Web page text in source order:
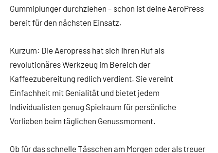
Gummiplunger durchziehen – schon ist deine AeroPress
bereit für den nächsten Einsatz.
Kurzum: Die Aeropress hat sich ihren Ruf als
revolutionäres Werkzeug im Bereich der
Kaffeezubereitung redlich verdient. Sie vereint
Einfachheit mit Genialität und bietet jedem
Individualisten genug Spielraum für persönliche
Vorlieben beim täglichen Genussmoment.
Ob für das schnelle Tässchen am Morgen oder als treuer